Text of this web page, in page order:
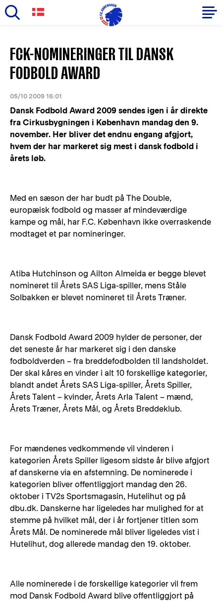
main
content
Primary
navigation
English
FCK-NOMINERINGER TIL DANSK
FODBOLD AWARD
05/10 2009 16:01
Dansk Fodbold Award 2009 sendes igen i år direkte
fra Cirkusbygningen i København mandag den 9.
november. Her bliver det endnu engang afgjort,
hvem der har markeret sig mest i dansk fodbold i
årets løb.
Med en sæson der har budt på The Double,
europæisk fodbold og masser af mindeværdige
kampe og mål, har F.C. København ikke overraskende
modtaget et par nomineringer.
Atiba Hutchinson og Ailton Almeida er begge blevet
nomineret til Årets SAS Liga-spiller, mens Ståle
Solbakken er blevet nomineret til Årets Træner.
Dansk Fodbold Award 2009 hylder de personer, der
det seneste år har markeret sig i den danske
fodboldverden – fra breddefodbolden til landsholdet.
Der skal kåres en vinder i alt 10 forskellige kategorier,
blandt andet Årets SAS Liga-spiller, Årets Spiller,
Årets Talent – kvinder, Årets Arla Talent – mænd,
Årets Træner, Årets Mål, og Årets Breddeklub.
For mændenes vedkommende vil vinderen i
kategorien Årets Spiller ligesom sidste år blive afgjort
af danskerne via en afstemning. De nominerede i
kategorien bliver offentliggjort mandag den 26.
oktober i TV2s Sportsmagasin, Hutelihut og på
dbu.dk. Danskerne har ligeledes har mulighed for at
stemme på hvilket mål, der i år fortjener titlen som
Årets Mål. De nominerede mål bliver ligeledes vist i
Hutelihut, dog allerede mandag den 19. oktober.
Alle nominerede i de forskellige kategorier vil frem
mod Dansk Fodbold Award blive offentliggjort på